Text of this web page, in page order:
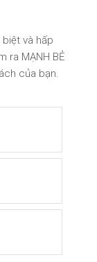
biệt và hấp
ra MẠNH BẺ
của bạn.